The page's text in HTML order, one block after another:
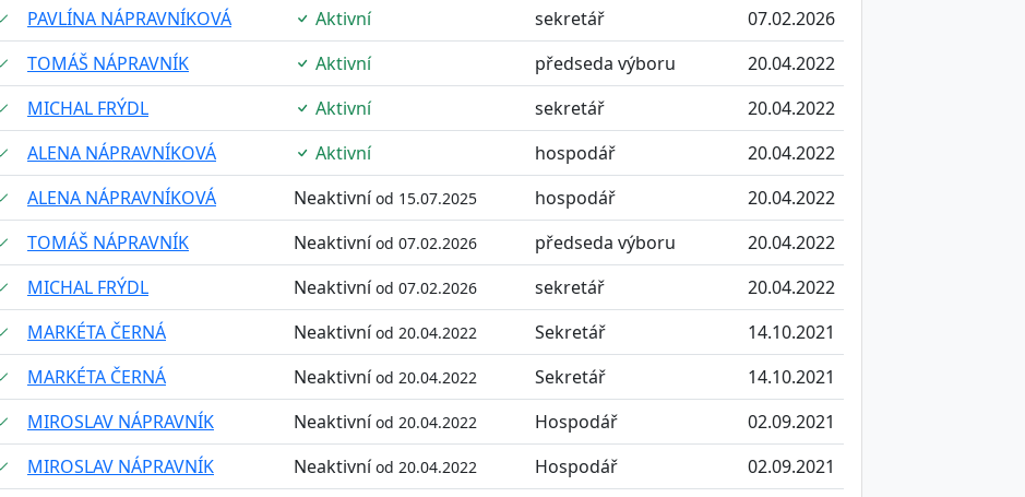
PAVLÍNA NÁPRAVNÍKOVÁ
Aktivní sekretář
07.02.2026
TOMÁŠ NÁPRAVNÍK
Aktivní předseda výboru
20.04.2022
MICHAL FRÝDL
Aktivní sekretář
20.04.2022
ALENA NÁPRAVNÍKOVÁ
Aktivní hospodář
20.04.2022
ALENA NÁPRAVNÍKOVÁ
Neaktivníod 15.07.2025 hospodář
20.04.2022
TOMÁŠ NÁPRAVNÍK
Neaktivníod 07.02.2026 předseda výboru
20.04.2022
MICHAL FRÝDL
Neaktivníod 07.02.2026 sekretář
20.04.2022
MARKÉTA ČERNÁ
Neaktivníod 20.04.2022 Sekretář
14.10.2021
MARKÉTA ČERNÁ
Neaktivníod 20.04.2022 Sekretář
14.10.2021
MIROSLAV NÁPRAVNÍK
Neaktivníod 20.04.2022 Hospodář
02.09.2021
MIROSLAV NÁPRAVNÍK
Neaktivníod 20.04.2022 Hospodář
02.09.2021